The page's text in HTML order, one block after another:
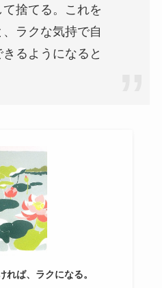
捨てる。これを
ラクな気持で自
るようになると
れば、ラクになる。